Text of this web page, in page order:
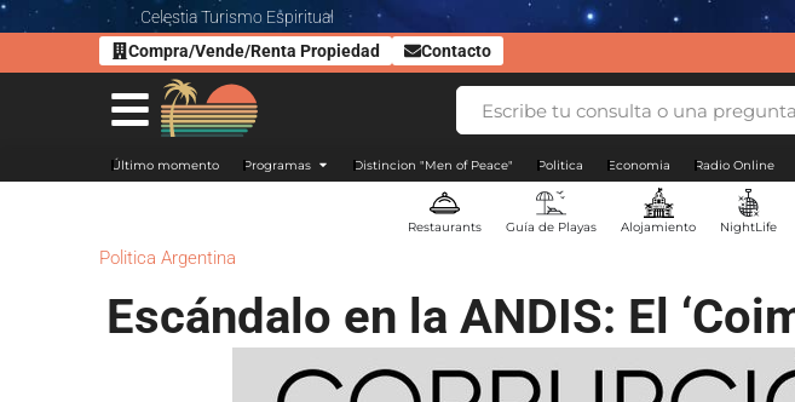
Celestia Turismo Espiritual
Compra/Vende/Renta Propiedad
Contacto
Último momento Programas Distincion "Men of Peace" Politica Economia Radio Online
Restaurants Guía de Playas Alojamiento NightLife
Politica Argentina
Escándalo en la ANDIS: El